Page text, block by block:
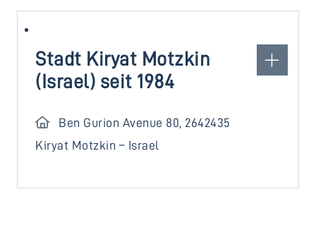
Stadt Kiryat Motzkin
(Israel) seit 1984
Ben Gurion Avenue 80, 2642435
Kiryat Motzkin – Israel